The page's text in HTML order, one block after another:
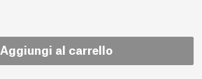
Aggiungi al carrello